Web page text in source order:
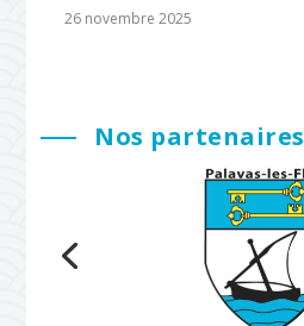
26 novembre 2025
Nos partenaires